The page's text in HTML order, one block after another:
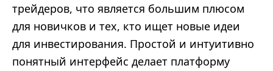
трейдеров, что является большим плюсом
для новичков и тех, кто ищет новые идеи
для инвестирования. Простой и интуитивно
понятный интерфейс делает платформу